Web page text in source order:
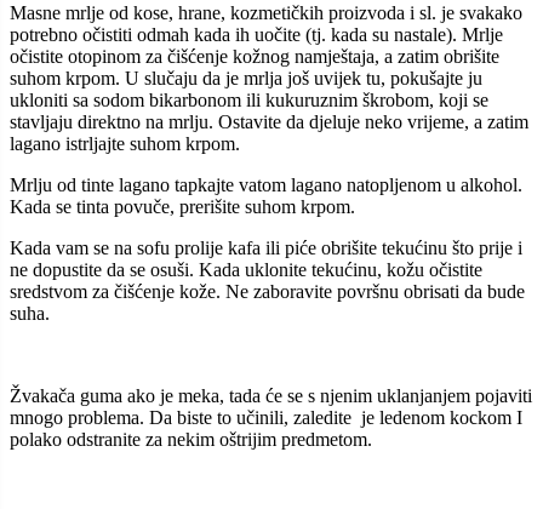
Masne mrlje od kose, hrane, kozmetičkih proizvoda i sl. je svakako
potrebno očistiti odmah kada ih uočite (tj. kada su nastale). Mrlje
očistite otopinom za čišćenje kožnog namještaja, a zatim obrišite
suhom krpom. U slučaju da je mrlja još uvijek tu, pokušajte ju
ukloniti sa sodom bikarbonom ili kukuruznim škrobom, koji se
stavljaju direktno na mrlju. Ostavite da djeluje neko vrijeme, a zatim
lagano istrljajte suhom krpom.
Mrlju od tinte lagano tapkajte vatom lagano natopljenom u alkohol.
Kada se tinta povuče, prerišite suhom krpom.
Kada vam se na sofu prolije kafa ili piće obrišite tekućinu što prije i
ne dopustite da se osuši. Kada uklonite tekućinu, kožu očistite
sredstvom za čišćenje kože. Ne zaboravite površnu obrisati da bude
suha.
Žvakača guma ako je meka, tada će se s njenim uklanjanjem pojaviti
mnogo problema. Da biste to učinili, zaledite je ledenom kockom I
polako odstranite za nekim oštrijim predmetom.